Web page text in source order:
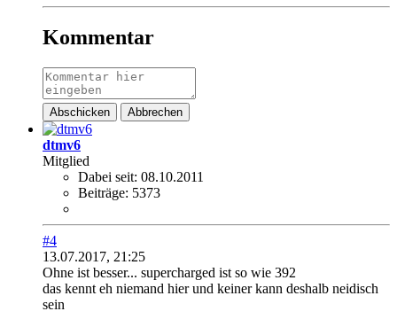
Kommentar
Abschicken Abbrechen
dtmv6
Mitglied
Dabei seit: 08.10.2011
Beiträge: 5373
#4
13.07.2017, 21:25
Ohne ist besser... supercharged ist so wie 392
das kennt eh niemand hier und keiner kann deshalb neidisch
sein